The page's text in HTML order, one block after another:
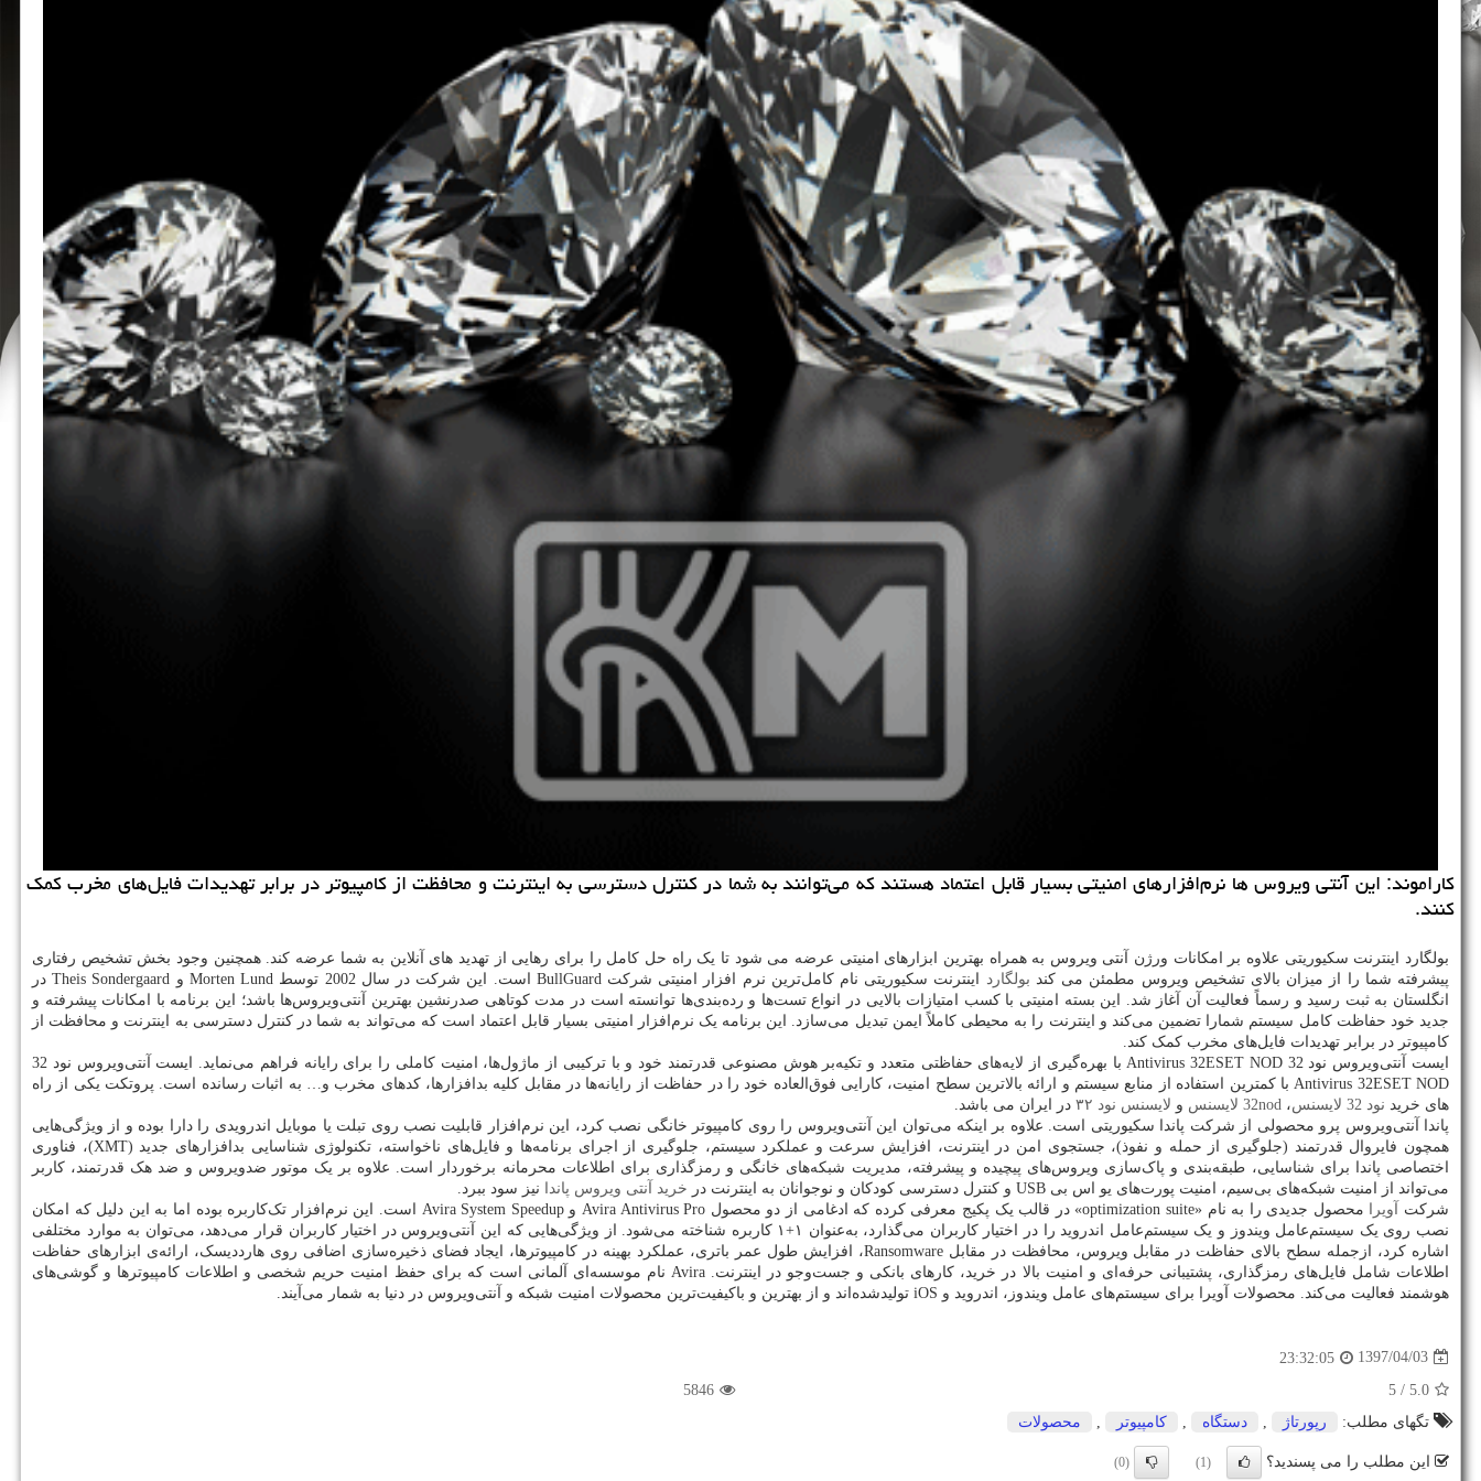
كاراموند: این آنتی ویروس ها نرم‌افزارهای امنیتی بسیار قابل‌ اعتماد هستند كه می‌توانند به شما در كنترل دسترسی به اینترنت و محافظت از كامپیوتر در برابر تهدیدات فایل‌های مخرب كمك
كنند.
بولگارد اینترنت سکیوریتی علاوه بر امکانات ورژن آنتی ویروس به همراه بهترین ابزارهای امنیتی عرضه می شود تا یک راه حل کامل را برای رهایی از تهدید های آنلاین به شما عرضه کند. همچنین وجود بخش تشخیص رفتاری
پیشرفته شما را از میزان بالای تشخیص ویروس مطمئن می کند بولگارد اینترنت سکیوریتی نام کامل‌ترین نرم افزار امنیتی شرکت BullGuard است. این شرکت در سال 2002 توسط Morten Lund و Theis Sondergaard در
انگلستان به ثبت رسید و رسماً فعالیت آن آغاز شد. این بسته امنیتی با کسب امتیازات بالایی در انواع تست‌ها و رده‌بندی‌ها توانسته است در مدت کوتاهی صدرنشین بهترین آنتی‌ویروس‌ها باشد؛ این برنامه با امکانات پیشرفته و
جدید خود حفاظت کامل سیستم شمارا تضمین می‌کند و اینترنت را به محیطی کاملاً ایمن تبدیل می‌سازد. این برنامه یک نرم‌افزار امنیتی بسیار قابل‌ اعتماد است که می‌تواند به شما در کنترل دسترسی به اینترنت و محافظت از
کامپیوتر در برابر تهدیدات فایل‌های مخرب کمک کند
ایست آنتی‌ویروس نود 32
ESET NOD
32
Antivirus با بهره‌گیری از لایه‌های حفاظتی متعدد و تکیه‌بر هوش مصنوعی قدرتمند خود و با ترکیبی از ماژول‌ها، امنیت کاملی را برای رایانه فراهم می‌نماید. ایست آنتی‌ویروس نود 32
ESET NOD
32
Antivirus با کمترین استفاده از منابع سیستم و ارائه بالاترین سطح امنیت، کارایی فوق‌العاده خود را در حفاظت از رایانه‌ها در مقابل کلیه بدافزارها، کدهای مخرب و… به اثبات رسانده است. پروتکت یکی از راه
های خرید نود 32 لایسنس ، nod32 لایسنس و لایسنس نود ۳۲
در ایران می باشد.
پاندا آنتی‌ویروس پرو محصولی از شرکت پاندا سکیوریتی است. علاوه بر اینکه می‌توان این آنتی‌ویروس را روی کامپیوتر خانگی نصب کرد، این نرم‌افزار قابلیت نصب روی تبلت یا موبایل اندرویدی را دارا بوده و از ویژگی‌هایی
همچون فایروال قدرتمند (جلوگیری از حمله و نفوذ)، جستجوی امن در اینترنت، افزایش سرعت و عملکرد سیستم، جلوگیری از اجرای برنامه‌ها و فایل‌های ناخواسته، تکنولوژی شناسایی بدافزارهای جدید (XMT)، فناوری
اختصاصی پاندا برای شناسایی، طبقه‌بندی و پاک‌سازی ویروس‌های پیچیده و پیشرفته، مدیریت شبکه‌های خانگی و رمزگذاری برای اطلاعات محرمانه برخوردار است. علاوه بر یک موتور ضدویروس و ضد هک قدرتمند، کاربر
می‌تواند از امنیت شبکه‌های بی‌سیم، امنیت پورت‌های یو اس بی USB و کنترل دسترسی کودکان و نوجوانان به اینترنت در خرید آنتی ویروس پاندا نیز سود ببرد.
شرکت آویرا محصول جدیدی را به نام «optimization suite» در قالب یک پکیج معرفی کرده که ادغامی از دو محصول Avira Antivirus Pro وAvira System Speedup است. این نرم‌افزار تک‌کاربره بوده اما به این دلیل که امکان
نصب روی یک سیستم‌عامل ویندوز و یک سیستم‌عامل اندروید را در اختیار کاربران می‌گذارد، به‌عنوان ۱+۱ کاربره شناخته می‌شود. از ویژگی‌هایی که این آنتی‌ویروس در اختیار کاربران قرار می‌دهد، می‌توان به موارد مختلفی
اشاره کرد، ازجمله سطح بالای حفاظت در مقابل ویروس، محافظت در مقابلRansomware، افزایش طول عمر باتری، عملکرد بهینه در کامپیوترها، ایجاد فضای ذخیره‌سازی اضافی روی هارددیسک، ارائه‌ی ابزارهای حفاظت
اطلاعات شامل فایل‌های رمزگذاری، پشتیبانی حرفه‌ای و امنیت بالا در خرید، کارهای بانکی و جست‌وجو در اینترنت.Avira نام موسسه‌ای آلمانی است که برای حفظ امنیت حریم شخصی و اطلاعات کامپیوتر‌ها و گوشی‌های
هوشمند فعالیت می‌کند. محصولات آویرا برای سیستم‌های عامل ویندوز، اندروید و iOS تولیدشده‌اند و از بهترین و باکیفیت‌ترین محصولات امنیت شبکه و آنتی‌ویروس در دنیا به شمار می‌آیند.
1397/04/03
23:32:05
5.0
/ 5
5846
تگهای مطلب:
رپورتاژ دستگاه كامپیوتر محصولات
این مطلب را می پسندید؟ (1)
(0)